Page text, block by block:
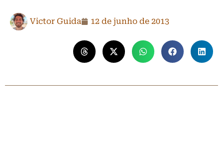
Victor Guida 12 de junho de 2013